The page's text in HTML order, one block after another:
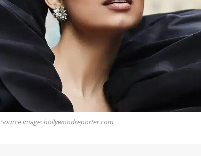
Source image: hollywoodreporter.com